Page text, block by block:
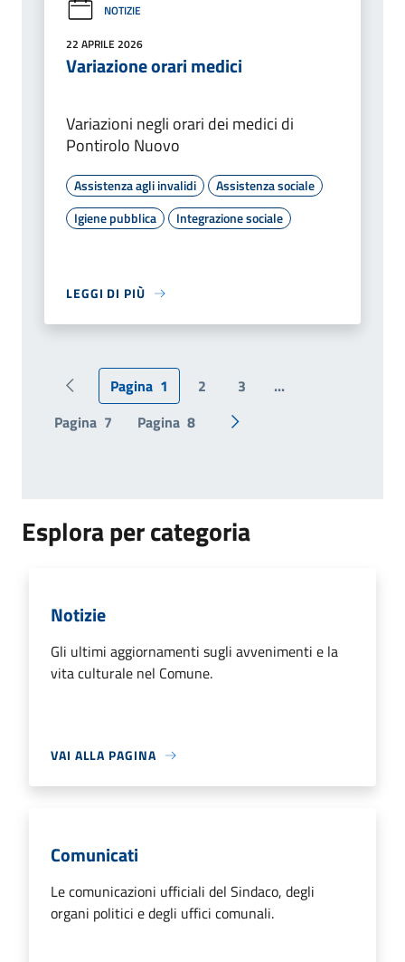
NOTIZIE
22 APRILE 2026
Variazione orari medici
Variazioni negli orari dei medici di
Pontirolo Nuovo
Assistenza agli invalidi
Assistenza sociale
Igiene pubblica
Integrazione sociale
LEGGI DI PIÙ
Pagina precedente
Pagina 1 2 3
...
Pagina 7 Pagina 8 Pagina successiva
Esplora per categoria
Notizie
Gli ultimi aggiornamenti sugli avvenimenti e la
vita culturale nel Comune.
VAI ALLA PAGINA
Comunicati
Le comunicazioni ufficiali del Sindaco, degli
organi politici e degli uffici comunali.